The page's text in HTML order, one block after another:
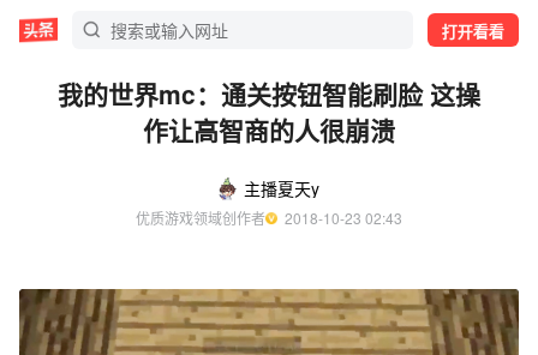
打开看看
我的世界mc：通关按钮智能刷脸 这操
作让高智商的人很崩溃
主播夏天y
优质游戏领域创作者
  2018-10-23 02:43